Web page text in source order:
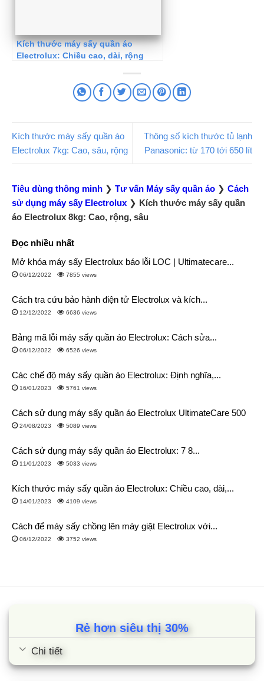
Kích thước máy sấy quần áo
Electrolux: Chiều cao, dài, rộng
Kích thước máy sấy quần áo
Electrolux 7kg: Cao, sâu, rộng
Thông số kích thước tủ lạnh
Panasonic: từ 170 tới 650 lít
Tiêu dùng thông minh ❯ Tư vấn Máy sấy quần áo ❯ Cách
sử dụng máy sấy Electrolux ❯ Kích thước máy sấy quần
áo Electrolux 8kg: Cao, rộng, sâu
Đọc nhiều nhất
Mở khóa máy sấy Electrolux báo lỗi LOC | Ultimatecare...
06/12/2022 7855 views
Cách tra cứu bảo hành điện tử Electrolux và kích...
12/12/2022 6636 views
Bảng mã lỗi máy sấy quần áo Electrolux: Cách sửa...
06/12/2022 6526 views
Các chế độ máy sấy quần áo Electrolux: Định nghĩa,...
16/01/2023 5761 views
Cách sử dụng máy sấy quần áo Electrolux UltimateCare 500
24/08/2023 5089 views
Cách sử dụng máy sấy quần áo Electrolux: 7 8...
11/01/2023 5033 views
Kích thước máy sấy quần áo Electrolux: Chiều cao, dài,...
14/01/2023 4109 views
Cách để máy sấy chồng lên máy giặt Electrolux với...
06/12/2022 3752 views
Rẻ hơn siêu thị 30%
Chi tiết